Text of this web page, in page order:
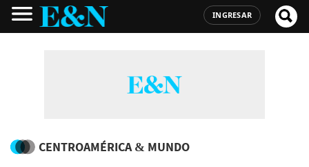
INGRESAR
CENTROAMÉRICA & MUNDO